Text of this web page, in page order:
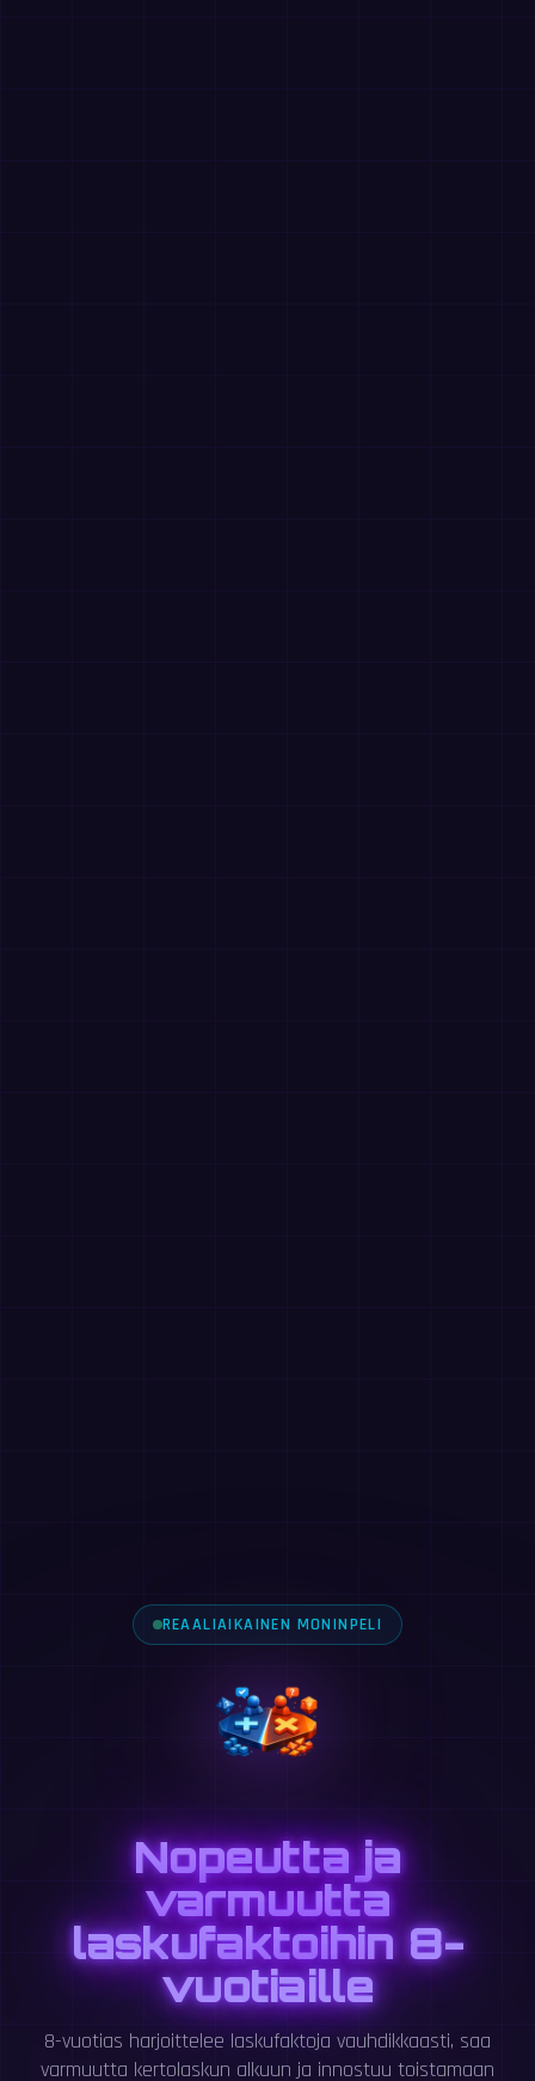
REAALIAIKAINEN MONINPELI
Nopeutta ja
varmuutta
laskufaktoihin 8-
vuotiaille
8-vuotias harjoittelee laskufaktoja vauhdikkaasti, saa
varmuutta kertolaskun alkuun ja innostuu toistamaan